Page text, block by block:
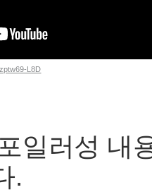
L8D
일러성 내
.